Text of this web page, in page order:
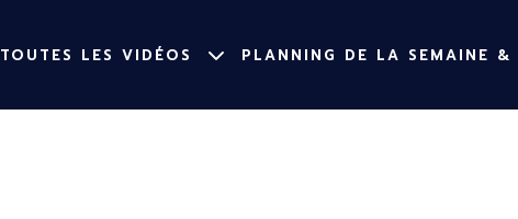
TOUTES LES VIDÉOS PLANNING DE LA SEMAINE &